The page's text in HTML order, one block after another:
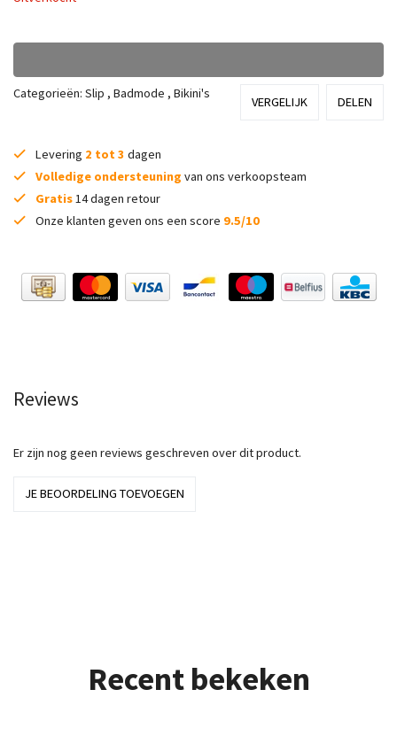
Categorieën: Slip , Badmode , Bikini's
VERGELIJK DELEN
Levering 2 tot 3 dagen
Volledige ondersteuning van ons verkoopsteam
Gratis 14 dagen retour
Onze klanten geven ons een score 9.5/10
Reviews
Er zijn nog geen reviews geschreven over dit product.
JE BEOORDELING TOEVOEGEN
Recent bekeken